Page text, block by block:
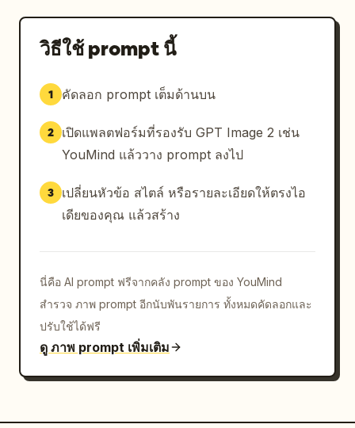
วิธีใช้ prompt นี้
1 คัดลอก prompt เต็มด้านบน
2
เปิดแพลตฟอร์มที่รองรับ GPT Image 2 เช่น
YouMind แล้ววาง prompt ลงไป
3
เปลี่ยนหัวข้อ สไตล์ หรือรายละเอียดให้ตรงไอ
เดียของคุณ แล้วสร้าง
นี่คือ AI prompt ฟรีจากคลัง prompt ของ YouMind
สำรวจ ภาพ prompt อีกนับพันรายการ ทั้งหมดคัดลอกและ
ปรับใช้ได้ฟรี
ดู ภาพ prompt เพิ่มเติม